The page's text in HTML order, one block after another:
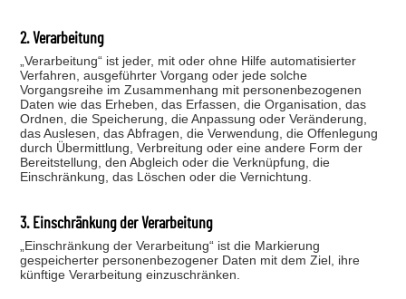
2. Verarbeitung
„Verarbeitung“ ist jeder, mit oder ohne Hilfe automatisierter
Verfahren, ausgeführter Vorgang oder jede solche
Vorgangsreihe im Zusammenhang mit personenbezogenen
Daten wie das Erheben, das Erfassen, die Organisation, das
Ordnen, die Speicherung, die Anpassung oder Veränderung,
das Auslesen, das Abfragen, die Verwendung, die Offenlegung
durch Übermittlung, Verbreitung oder eine andere Form der
Bereitstellung, den Abgleich oder die Verknüpfung, die
Einschränkung, das Löschen oder die Vernichtung.
3. Einschränkung der Verarbeitung
„Einschränkung der Verarbeitung“ ist die Markierung
gespeicherter personenbezogener Daten mit dem Ziel, ihre
künftige Verarbeitung einzuschränken.